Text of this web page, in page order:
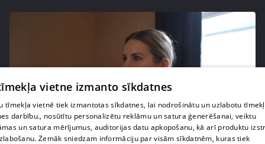
pirms 2 nedēļām, 5 dienām 00:04:45
vietne izmanto sīkdatnes
tīmekļa vietnē tiek izmantotas sīkdatnes, lai nodrošinātu un uzlabotu
darbību., nosūtītu personalizētu reklāmu un satura ģenerēšanai, veiktu
un satura mērījumus, auditorijas datu apkopošanu, kā arī produktu
Zemāk sniedzam informāciju par visām sīkdatnēm, kuras tiek